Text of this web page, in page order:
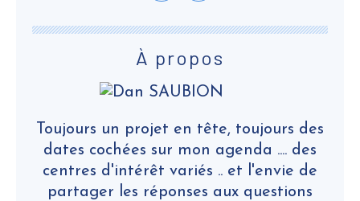
À propos
Toujours un projet en tête, toujours des
dates cochées sur mon agenda .... des
centres d'intérêt variés .. et l'envie de
partager les réponses aux questions